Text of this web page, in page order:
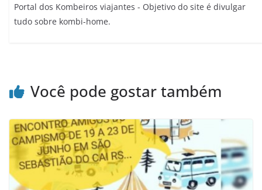
Portal dos Kombeiros viajantes - Objetivo do site é divulgar
tudo sobre kombi-home.
Você pode gostar também